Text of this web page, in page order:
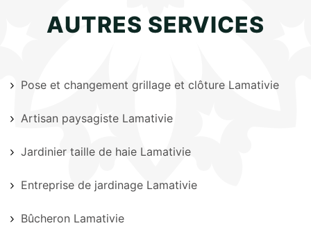
AUTRES SERVICES
Pose et changement grillage et clôture Lamativie
Artisan paysagiste Lamativie
Jardinier taille de haie Lamativie
Entreprise de jardinage Lamativie
Bûcheron Lamativie